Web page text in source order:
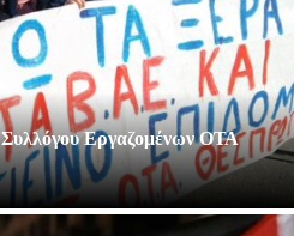
Εργαζομένων ΟΤΑ